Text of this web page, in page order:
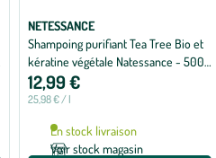
NETESSANCE
Shampoing purifiant Tea Tree Bio et
kératine végétale Natessance - 500
ml
12,99 €
25,98 € / l
En stock livraison
Voir stock magasin